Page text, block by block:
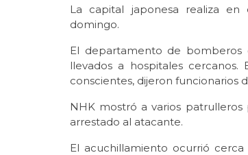
La capital japonesa realiza
domingo.
El departamento de bomberos
llevados a hospitales
conscientes, dijeron funcionarios
NHK mostró a varios
arrestado al atacante.
El acuchillamiento ocurrió